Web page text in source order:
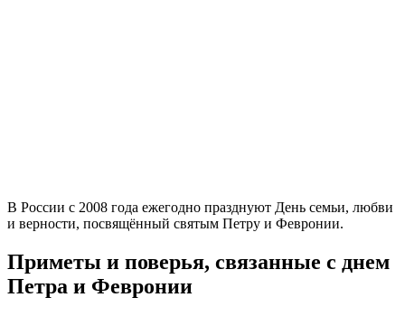
В России с 2008 года ежегодно празднуют День семьи, любви
и верности, посвящённый святым Петру и Февронии.
Приметы и поверья, связанные с днем
Петра и Февронии